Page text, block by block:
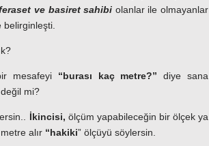
ve basiret sahibi olanlar ile olmayanlar
belirginleşti.
mesafeyi “burası kaç metre?” diye sana
mi?
İkincisi, ölçüm yapabileceğin bir ölçek ya
alır “hakiki” ölçüyü söylersin.